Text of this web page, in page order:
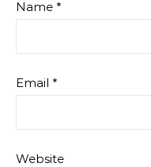
Name *
Email *
Website